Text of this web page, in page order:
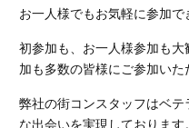
お一人様でもお気軽に参加
初参加も、お一人様参加も
加も多数の皆様にご参加いた
弊社の街コンスタッフはベ
な出会いを実現しております